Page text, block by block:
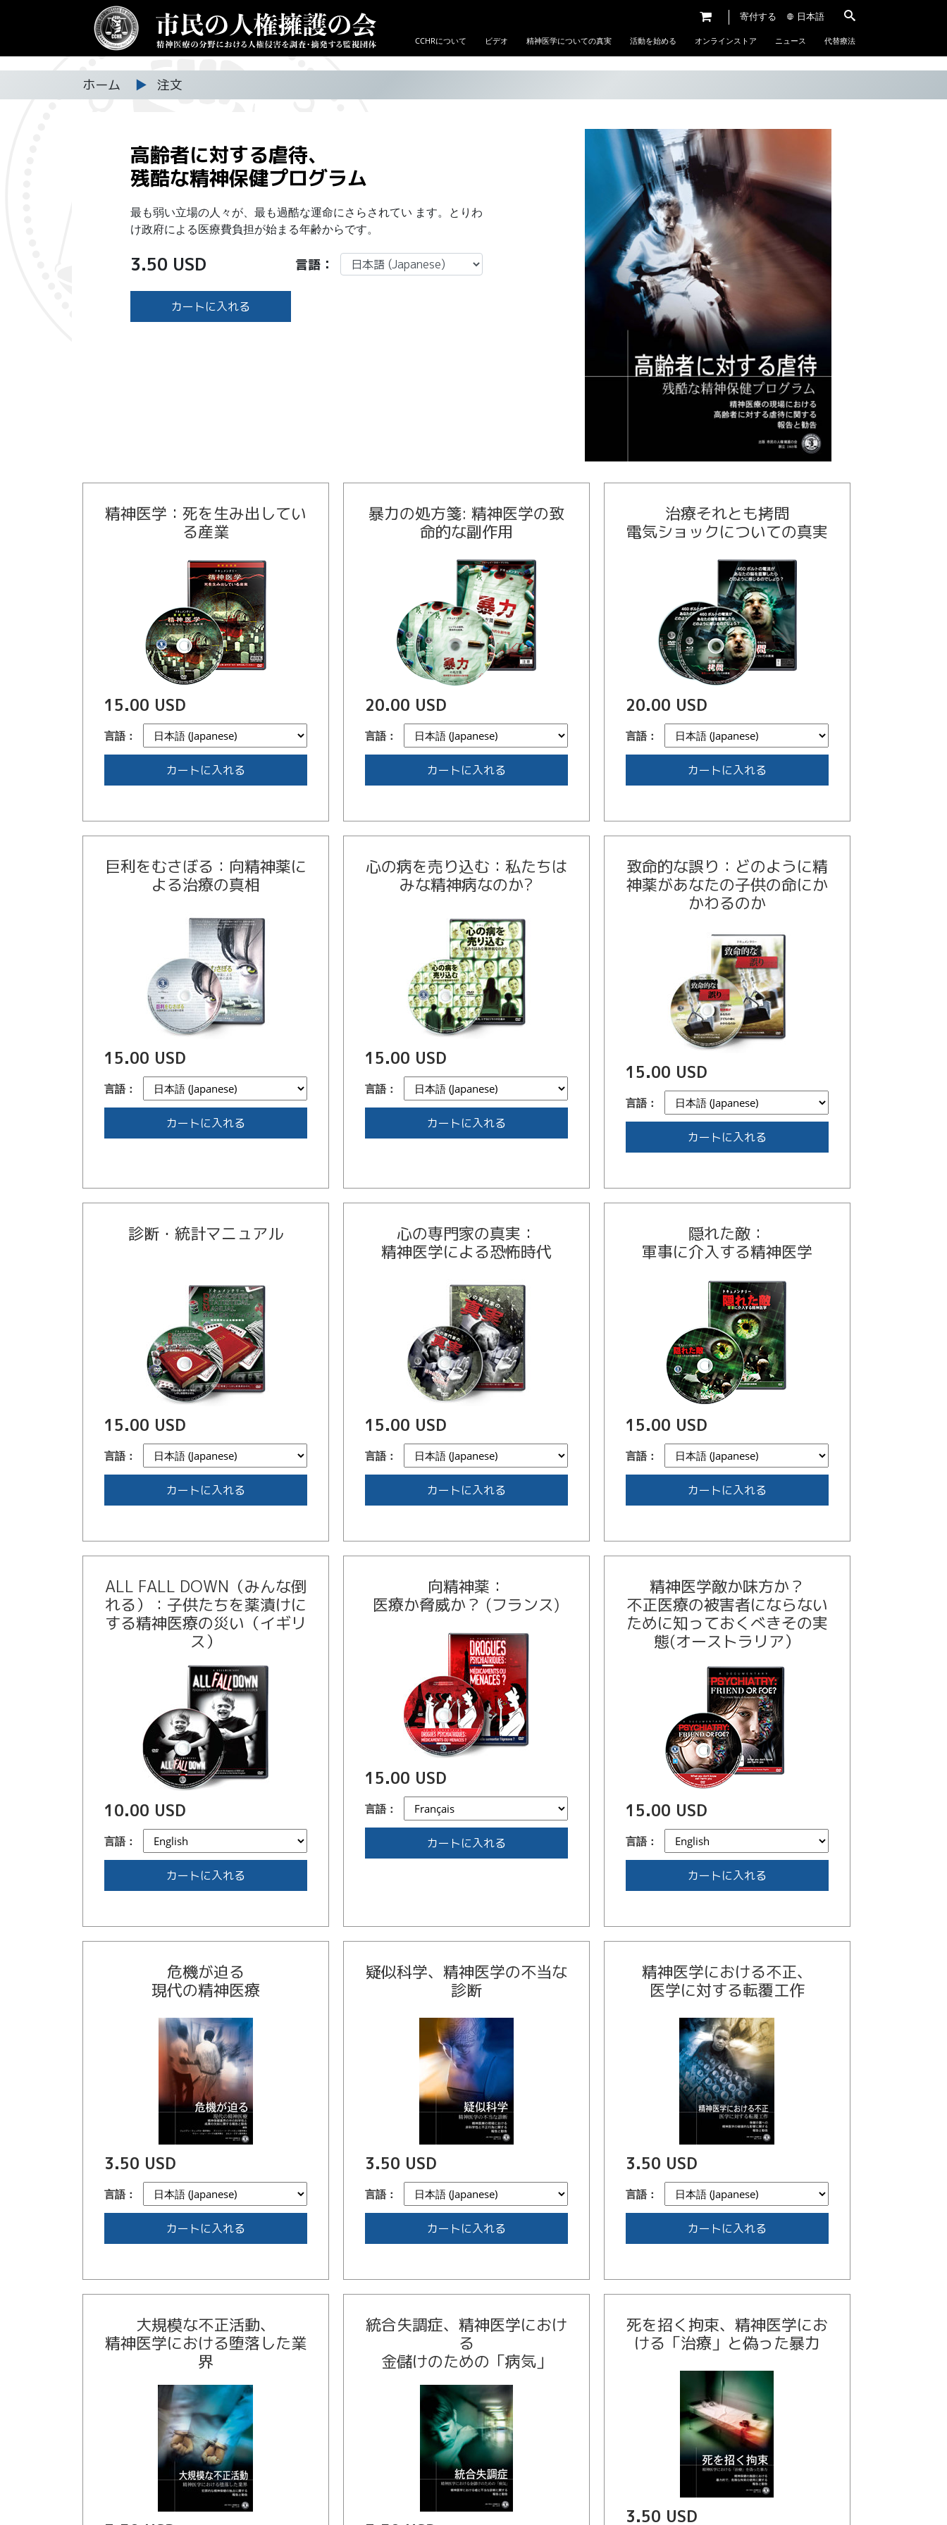
寄付する 日本語
CCHRについて ビデオ 精神医学についての真実 活動を始める オンラインストア ニュース 代替療法
ホーム ▶ 注文
高齢者に対する虐待、
残酷な精神保健プログラム
最も弱い立場の人々が、最も過酷な運命にさらされてい ます。とりわ
け政府による医療費負担が始まる年齢からです。
3.50 USD 言語：
カートに入れる
精神医学：死を生み出してい
る産業
15.00 USD
言語：
カートに入れる
暴力の処方箋: 精神医学の致
命的な副作用
20.00 USD
言語：
カートに入れる
治療それとも拷問
電気ショックについての真実
20.00 USD
言語：
カートに入れる
巨利をむさぼる：向精神薬に
よる治療の真相
15.00 USD
言語：
カートに入れる
心の病を売り込む：私たちは
みな精神病なのか?
15.00 USD
言語：
カートに入れる
致命的な誤り：どのように精
神薬があなたの子供の命にか
かわるのか
15.00 USD
言語：
カートに入れる
診断・統計マニュアル
15.00 USD
言語：
カートに入れる
心の専門家の真実：
精神医学による恐怖時代
15.00 USD
言語：
カートに入れる
隠れた敵：
軍事に介入する精神医学
15.00 USD
言語：
カートに入れる
ALL FALL DOWN（みんな倒
れる）：子供たちを薬漬けに
する精神医療の災い（イギリ
ス）
10.00 USD
言語：
カートに入れる
向精神薬：
医療か脅威か？ (フランス)
15.00 USD
言語：
カートに入れる
精神医学敵か味方か？
不正医療の被害者にならない
ために知っておくべきその実
態(オーストラリア）
15.00 USD
言語：
カートに入れる
危機が迫る
現代の精神医療
3.50 USD
言語：
カートに入れる
疑似科学、精神医学の不当な
診断
3.50 USD
言語：
カートに入れる
精神医学における不正、
医学に対する転覆工作
3.50 USD
言語：
カートに入れる
大規模な不正活動、
精神医学における堕落した業
界
統合失調症、精神医学におけ
る
金儲けのための 「病気」
死を招く拘束、精神医学にお
ける「治療」と偽った暴力
3.50 USD